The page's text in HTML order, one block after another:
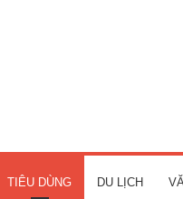
TIÊU DÙNG DU LỊCH